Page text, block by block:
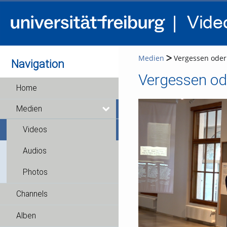
Navigation
Home
Medien
Videos
Audios
Photos
Channels
Alben
Medien Vergessen
Vergessen